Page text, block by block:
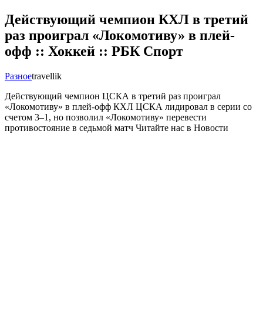
Действующий чемпион КХЛ в третий
раз проиграл «Локомотиву» в плей-
офф :: Хоккей :: РБК Спорт
Разноеtravellik
Действующий чемпион ЦСКА в третий раз проиграл
«Локомотиву» в плей-офф КХЛ ЦСКА лидировал в серии со
счетом 3–1, но позволил «Локомотиву» перевести
противостояние в седьмой матч Читайте нас в Новости